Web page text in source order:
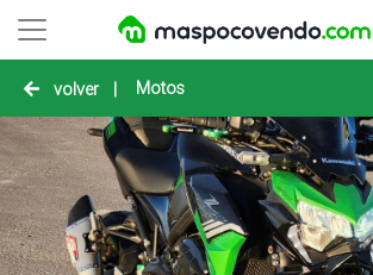
volver | Motos